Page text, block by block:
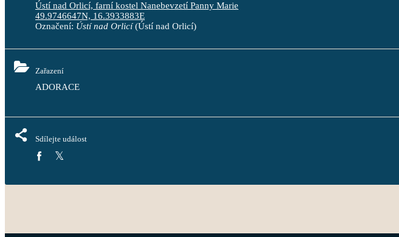
Ústí nad Orlicí, farní kostel Nanebevzetí Panny Marie
49.9746647N, 16.3933883E
Označení: Ústí nad Orlicí(Ústí nad Orlicí)
Zařazení
ADORACE
Sdílejte událost